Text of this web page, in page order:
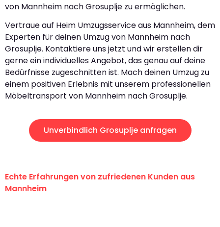
von Mannheim nach Grosuplje zu ermöglichen.
Vertraue auf Heim Umzugsservice aus Mannheim, dem
Experten für deinen Umzug von Mannheim nach
Grosuplje. Kontaktiere uns jetzt und wir erstellen dir
gerne ein individuelles Angebot, das genau auf deine
Bedürfnisse zugeschnitten ist. Mach deinen Umzug zu
einem positiven Erlebnis mit unserem professionellen
Möbeltransport von Mannheim nach Grosuplje.
Unverbindlich Grosuplje anfragen
Echte Erfahrungen von zufriedenen Kunden aus
Mannheim